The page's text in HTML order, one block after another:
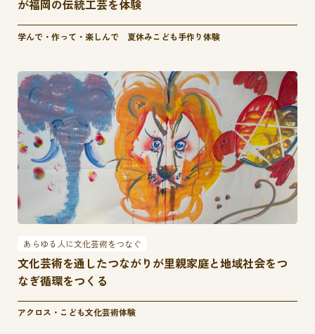
が福岡の伝統工芸を体験
学んで・作って・楽しんで 夏休みこども手作り体験
あらゆる人に文化芸術をつなぐ
文化芸術を通したつながりが里親家庭と地域社会をつ
なぎ循環をつくる
アクロス・こども文化芸術体験